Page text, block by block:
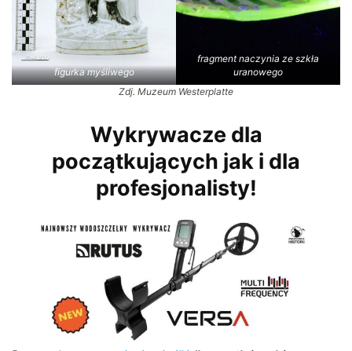
figurka myśliwego
fragment naczynia ze szkła
uranowego
Zdj. Muzeum Westerplatte
Wykrywacze dla
początkujących jak i dla
profesjonalisty!